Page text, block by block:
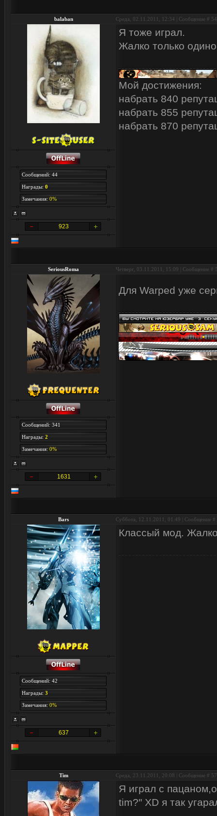
balaban Среда, 02.11.2011, 12:34 | Сообщение # 54
Сообщений: 44
Награды: 0
Замечания: 0%
923
Я тоже играл.
Жалко только
Мой достижения:
набрать 840
набрать 855
набрать 870
SeriousRoma Четверг, 03.11.2011, 15:09 | Сообщение #
Сообщений: 341
Награды: 2
Замечания: 0%
1631
Для Warped уже
Bars Суббота, 12.11.2011, 01:49 | Сообщение #
Сообщений: 42
Награды: 3
Замечания: 0%
637
Классый мод.
Tim Среда, 23.11.2011, 20:08 | Сообщение # 57
Я играл с
tim?" XD я так